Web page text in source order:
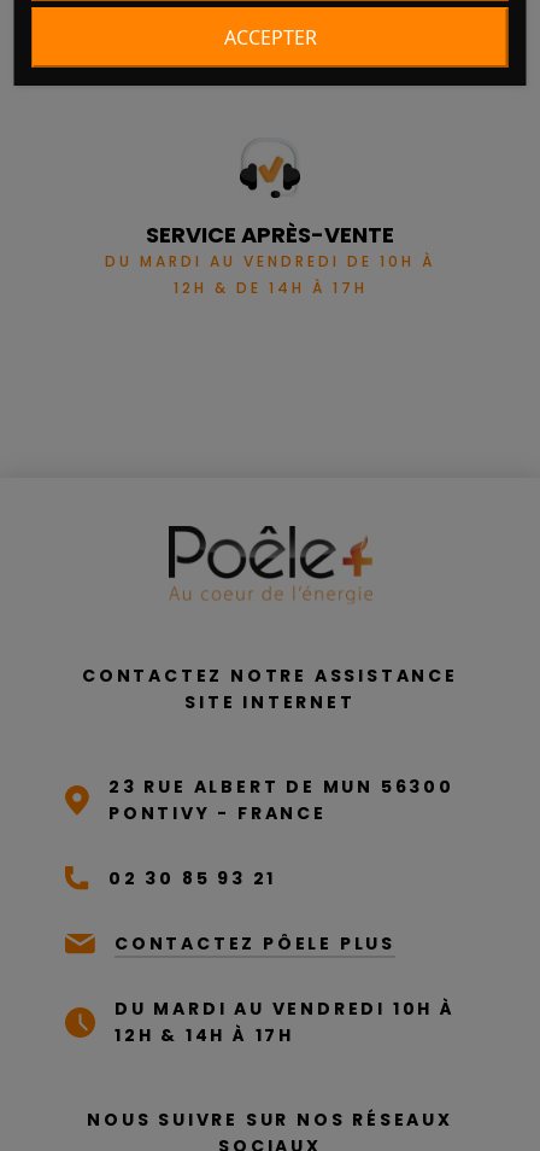
ACCEPTER
3X SANS FRAIS
SERVICE APRÈS-VENTE
DU MARDI AU VENDREDI DE 10H À
12H & DE 14H À 17H
CONTACTEZ NOTRE ASSISTANCE
SITE INTERNET
23 RUE ALBERT DE MUN 56300
PONTIVY - FRANCE
02 30 85 93 21
CONTACTEZ PÔELE PLUS
DU MARDI AU VENDREDI 10H À
12H & 14H À 17H
NOUS SUIVRE SUR NOS RÉSEAUX
SOCIAUX